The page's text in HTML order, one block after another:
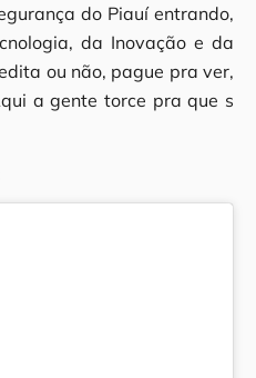
do Piauí entrando,
da Inovação e da
ou não, pague pra ver,
a gente torce pra que s